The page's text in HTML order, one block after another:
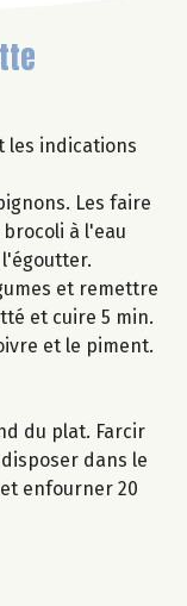
les indications
Les faire
à l'eau
et remettre
et cuire 5 min.
et le piment.
du plat. Farcir
dans le
enfourner 20